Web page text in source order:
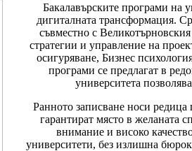
Бакалавърските програми на
дигиталната трансформация.
съвместно с
стратегии и управление на
осигуряване, Бизнес
програми се предлагат в
университета
Ранното записване носи редица
гарантират място в желаната
внимание и високо
университети, без излишна